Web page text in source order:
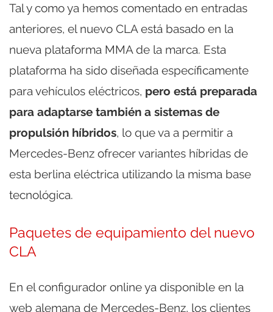
Tal y como ya hemos comentado en entradas
anteriores, el nuevo CLA está basado en la
nueva plataforma MMA de la marca. Esta
plataforma ha sido diseñada específicamente
para vehículos eléctricos, pero está preparada
para adaptarse también a sistemas de
propulsión híbridos, lo que va a permitir a
Mercedes-Benz ofrecer variantes híbridas de
esta berlina eléctrica utilizando la misma base
tecnológica.
Paquetes de equipamiento del nuevo
CLA
En el configurador online ya disponible en la
web alemana de Mercedes-Benz, los clientes